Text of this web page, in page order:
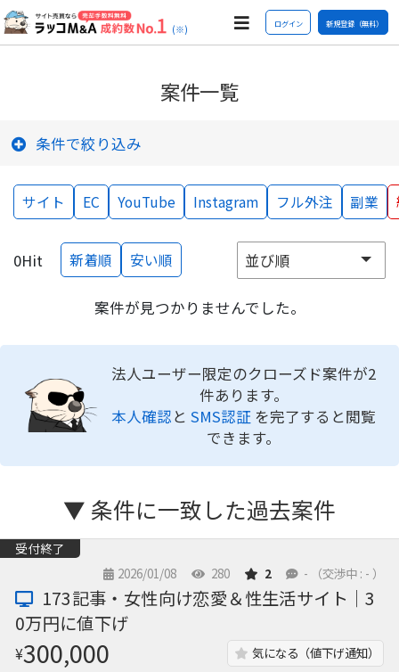
(※) ログイン 新規登録（無料）
案件一覧
条件で絞り込み
サイト EC YouTube Instagram フル外注 副業
0Hit 新着順 安い順
案件が見つかりませんでした。
法人ユーザー限定のクローズド案件が2
件あります。
本人確認とSMS認証 を完了すると閲覧
できます。
▼ 条件に一致した過去案件
受付終了
2026/01/08
280 2 - （交渉中 : - ）
173記事・女性向け恋愛＆性生活サイト｜3
0万円に値下げ
¥300,000 気になる（値下げ通知）